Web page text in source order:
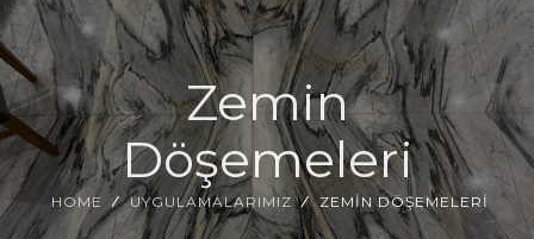
KURUMSAL
UYGULAMALARIMIZ
HİZMETLERİMİZ
E-KATALOG
Zemin
Döşemeleri
HOME UYGULAMALARIMIZ ZEMIN DÖŞEMELERI